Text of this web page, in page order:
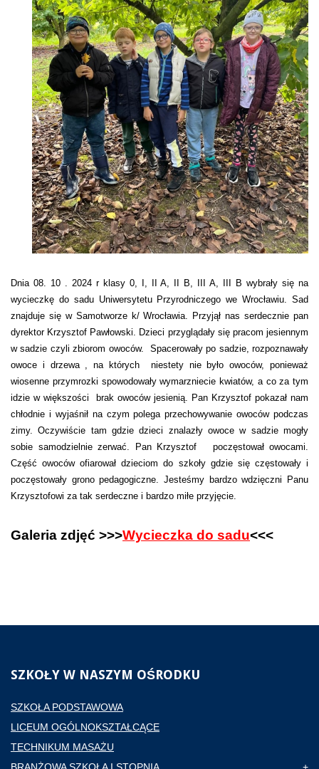
Dnia 08. 10 . 2024 r klasy 0, I, II A, II B, III A, III B wybrały się na
wycieczkę do sadu Uniwersytetu Przyrodniczego we Wrocławiu. Sad
znajduje się w Samotworze k/ Wrocławia. Przyjął nas serdecznie pan
dyrektor Krzysztof Pawłowski. Dzieci przyglądały się pracom jesiennym
w sadzie czyli zbiorom owoców. Spacerowały po sadzie, rozpoznawały
owoce i drzewa , na których niestety nie było owoców, ponieważ
wiosenne przymrozki spowodowały wymarzniecie kwiatów, a co za tym
idzie w większości brak owoców jesienią. Pan Krzysztof pokazał nam
chłodnie i wyjaśnił na czym polega przechowywanie owoców podczas
zimy. Oczywiście tam gdzie dzieci znalazły owoce w sadzie mogły
sobie samodzielnie zerwać. Pan Krzysztof poczęstował owocami.
Część owoców ofiarował dzieciom do szkoły gdzie się częstowały i
poczęstowały grono pedagogiczne. Jesteśmy bardzo wdzięczni Panu
Krzysztofowi za tak serdeczne i bardzo miłe przyjęcie.
Galeria zdjęć >>>Wycieczka do sadu<<<
SZKOŁY W NASZYM OŚRODKU
SZKOŁA PODSTAWOWA
LICEUM OGÓLNOKSZTAŁCĄCE
TECHNIKUM MASAŻU
BRANŻOWA SZKOŁA I STOPNIA